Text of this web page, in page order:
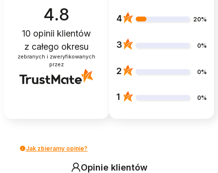
4.8
10 opinii klientów
z całego okresu
zebranych i zweryfikowanych
przez
4 20%
3 0%
2 0%
1 0%
Jak zbieramy opinie?
Opinie klientów